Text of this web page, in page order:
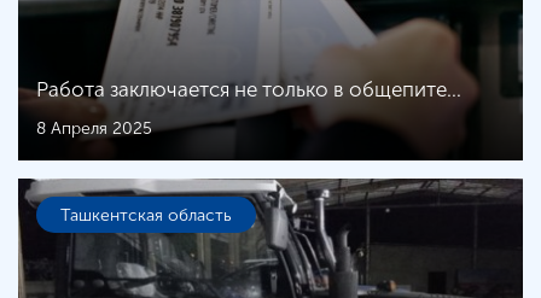
Работа заключается не только в общепите…
8 Апреля 2025
Ташкентская область